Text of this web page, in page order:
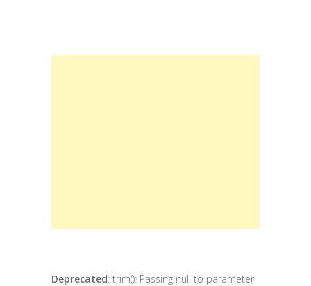
Deprecated: trim(): Passing null to parameter